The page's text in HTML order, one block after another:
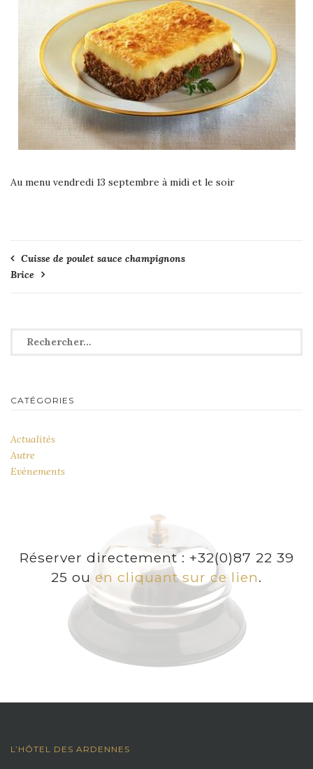
Au menu vendredi 13 septembre à midi et le soir
Navigation
de
Cuisse de poulet sauce champignons
Brice
Rechercher :
CATÉGORIES
Actualités
Autre
Evénements
Réserver directement : +32(0)87 22 39
25 ou en cliquant sur ce lien.
L’HÔTEL DES ARDENNES